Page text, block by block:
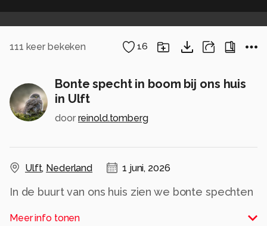
111 keer bekeken 16
Bonte specht in boom bij ons huis
in Ulft
door reinold.tomberg
Ulft, Nederland 1 juni, 2026
In de buurt van ons huis zien we bonte spechten
Meer info tonen